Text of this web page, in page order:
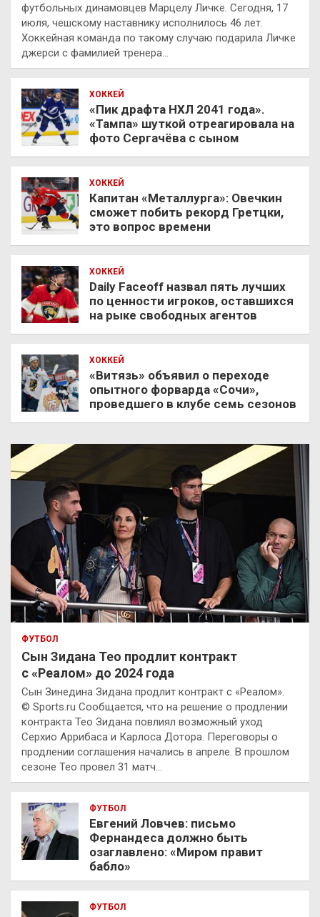
футбольных динамовцев Марцелу Личке. Сегодня, 17
июля, чешскому наставнику исполнилось 46 лет.
Хоккейная команда по такому случаю подарила Личке
джерси с фамилией тренера…
ХОККЕЙ
«Пик драфта НХЛ 2041 года».
«Тампа» шуткой отреагировала на
фото Сергачёва с сыном
ХОККЕЙ
Капитан «Металлурга»: Овечкин
сможет побить рекорд Гретцки,
это вопрос времени
ХОККЕЙ
Daily Faceoff назвал пять лучших
по ценности игроков, оставшихся
на рыке свободных агентов
ХОККЕЙ
«Витязь» объявил о переходе
опытного форварда «Сочи»,
проведшего в клубе семь сезонов
ФУТБОЛ
Сын Зидана Тео продлит контракт
с «Реалом» до 2024 года
Сын Зинедина Зидана продлит контракт с «Реалом».
© Sports.ru Сообщается, что на решение о продлении
контракта Тео Зидана повлиял возможный уход
Серхио Аррибаса и Карлоса Дотора. Переговоры о
продлении соглашения начались в апреле. В прошлом
сезоне Тео провел 31 матч…
ФУТБОЛ
Евгений Ловчев: письмо
Фернандеса должно быть
озаглавлено: «Миром правит
бабло»
ФУТБОЛ